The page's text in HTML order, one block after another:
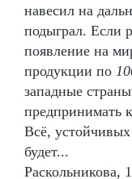
навесил на
подыграл. Если
появление на
продукции по
западные
предпринимать
Всё,
будет...
Раскольникова,